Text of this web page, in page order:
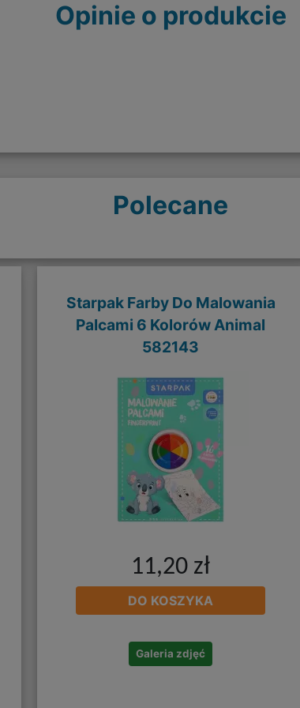
Opinie o produkcie
Polecane
Starpak Farby Do Malowania
Palcami 6 Kolorów Animal
582143
11,20 zł
DO KOSZYKA
Galeria zdjęć